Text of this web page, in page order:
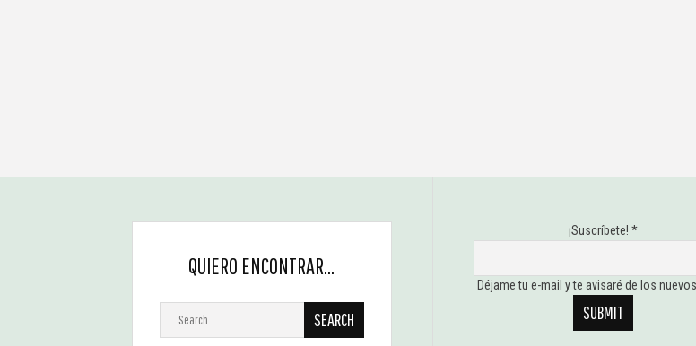
QUIERO ENCONTRAR…
¡Suscríbete! *
Déjame tu e-mail y te avisaré de los
SUBMIT